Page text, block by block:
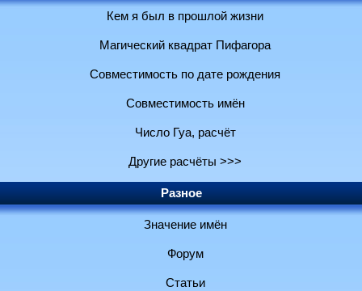
Кем я был в прошлой жизни
Магический квадрат Пифагора
Совместимость по дате рождения
Совместимость имён
Число Гуа, расчёт
Другие расчёты >>>
Разное
Значение имён
Форум
Статьи